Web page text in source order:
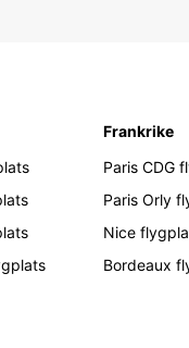
Frankrike
Paris CDG
Paris Orly
Nice
Bordeaux